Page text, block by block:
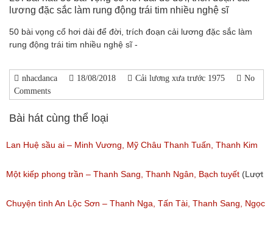
lương đặc sắc làm rung động trái tim nhiều nghệ sĩ
50 bài vọng cổ hơi dài để đời, trích đoạn cải lương đặc sắc làm
rung động trái tim nhiều nghệ sĩ -
nhacdanca 18/08/2018 Cải lương xưa trước 1975
No
Comments
Bài hát cùng thể loại
Lan Huệ sầu ai – Minh Vương, Mỹ Châu Thanh Tuấn, Thanh Kim
Huệ
(Lượt nghe: 2,624)
Một kiếp phong trần – Thanh Sang, Thanh Ngân, Bạch tuyết (Lượt
nghe: 924)
Chuyện tình An Lộc Sơn – Thanh Nga, Tấn Tài, Thanh Sang, Ngọc